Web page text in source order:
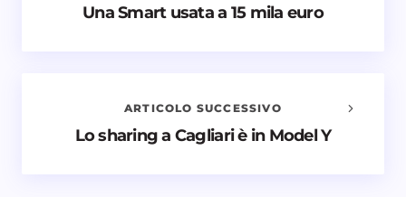
Nome *
Avvisami quando vengono aggiunti nuovi
Una Smart usata a 15 mila euro
ARTICOLO SUCCESSIVO
Lo sharing a Cagliari è in Model Y